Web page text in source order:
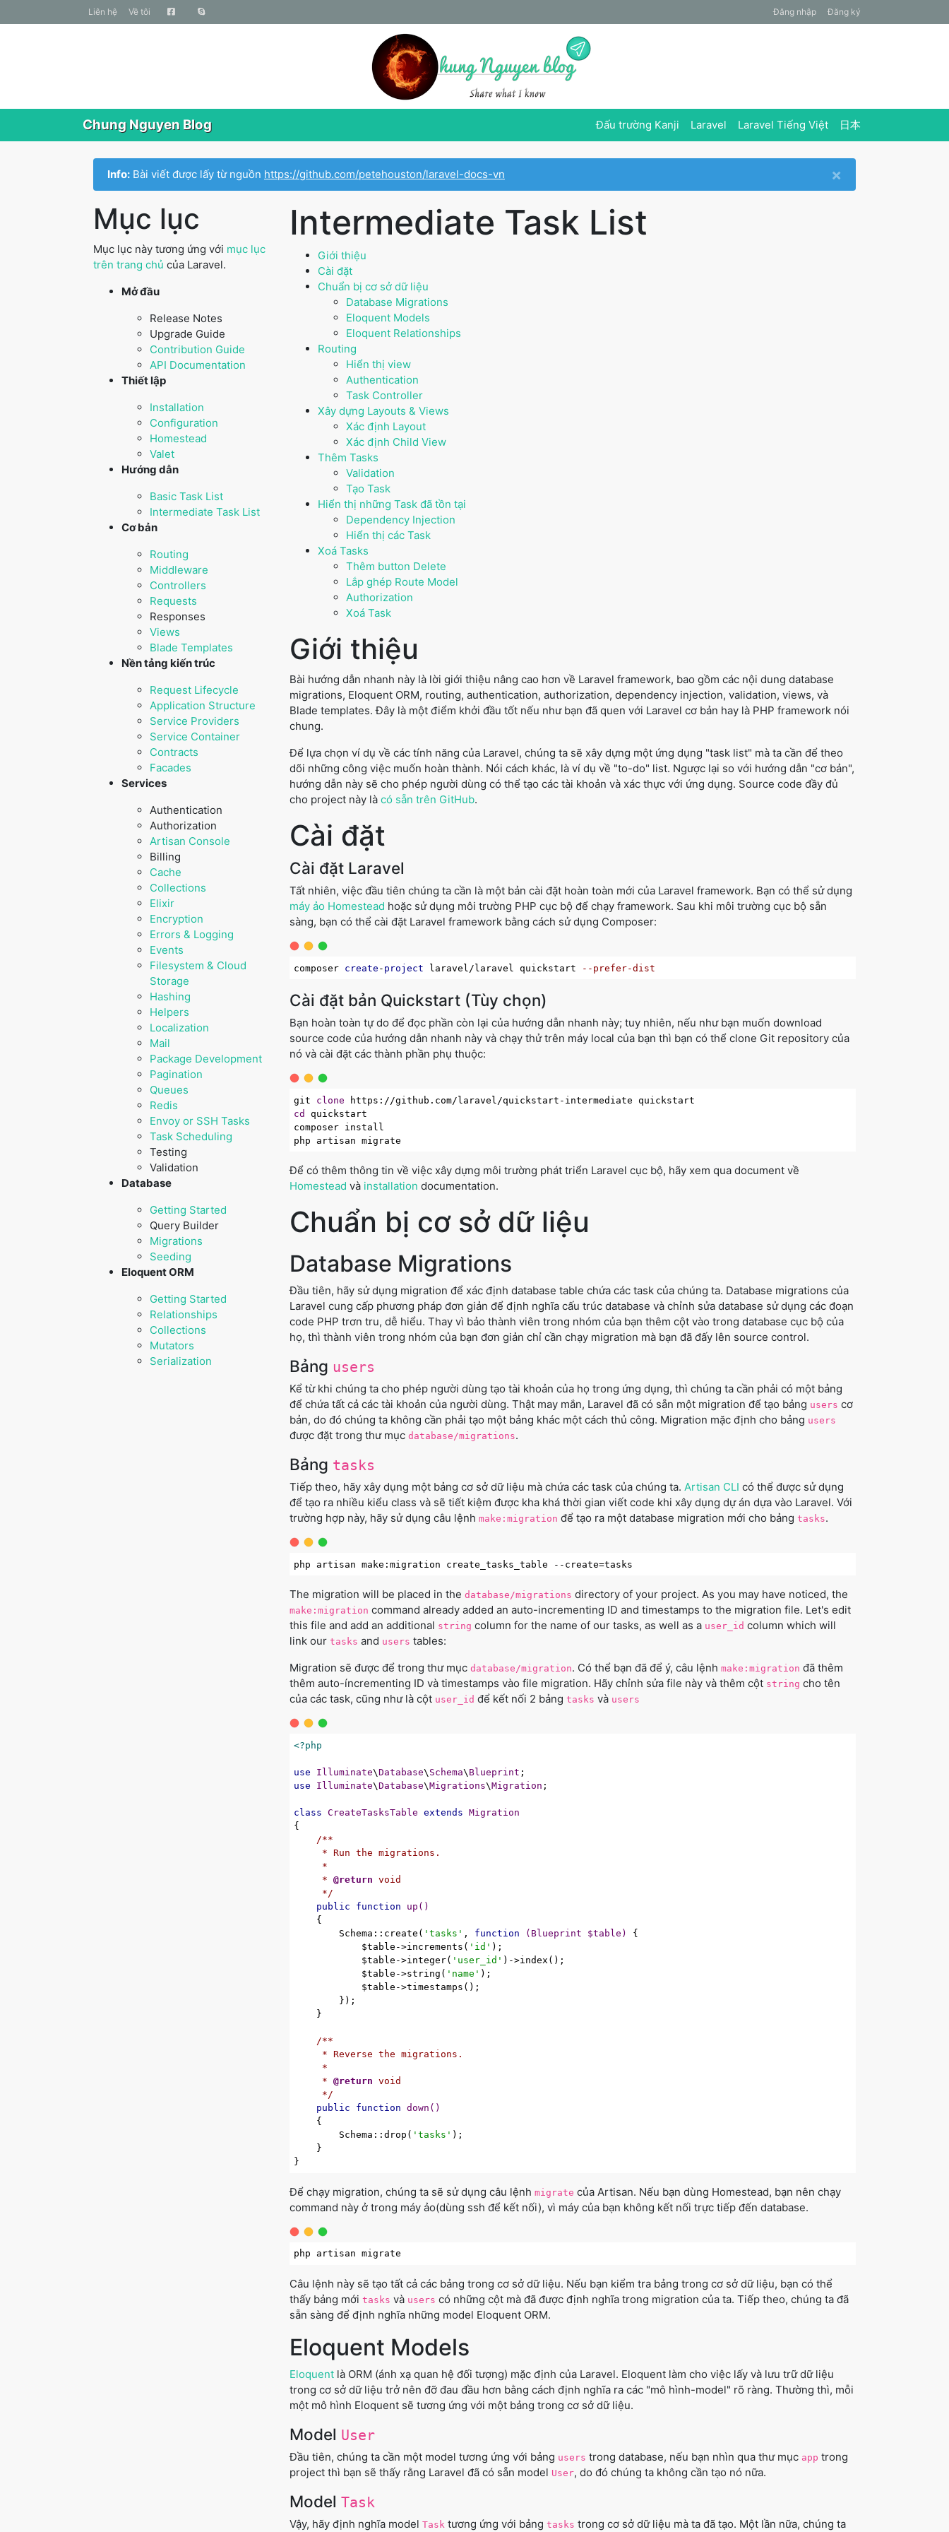
liên hệ Về tôi Đăng nhập Đăng ký
Chung Nguyen Blog Đấu trường Kanji Laravel Laravel Tiếng Việt 日本
×
Info: Bài viết được lấy từ nguồn https://github.com/petehouston/laravel-docs-vn
Mục lục
Mục lục này tương ứng với mục lục
trên trang chủ của Laravel.
Mở đầu
Release Notes
Upgrade Guide
Contribution Guide
API Documentation
Thiết lập
Installation
Configuration
Homestead
Valet
Hướng dẫn
Basic Task List
Intermediate Task List
Cơ bản
Routing
Middleware
Controllers
Requests
Responses
Views
Blade Templates
Nền tảng kiến trúc
Request Lifecycle
Application Structure
Service Providers
Service Container
Contracts
Facades
Services
Authentication
Authorization
Artisan Console
Billing
Cache
Collections
Elixir
Encryption
Errors & Logging
Events
Filesystem & Cloud
Storage
Hashing
Helpers
Localization
Mail
Package Development
Pagination
Queues
Redis
Envoy or SSH Tasks
Task Scheduling
Testing
Validation
Database
Getting Started
Query Builder
Migrations
Seeding
Eloquent ORM
Getting Started
Relationships
Collections
Mutators
Serialization
Intermediate Task List
Giới thiệu
Cài đặt
Chuẩn bị cơ sở dữ liệu
Database Migrations
Eloquent Models
Eloquent Relationships
Routing
Hiển thị view
Authentication
Task Controller
Xây dựng Layouts & Views
Xác định Layout
Xác định Child View
Thêm Tasks
Validation
Tạo Task
Hiển thị những Task đã tồn tại
Dependency Injection
Hiển thị các Task
Xoá Tasks
Thêm button Delete
Lắp ghép Route Model
Authorization
Xoá Task
Giới thiệu
Bài hướng dẫn nhanh này là lời giới thiệu nâng cao hơn về Laravel framework, bao gồm các nội dung database
migrations, Eloquent ORM, routing, authentication, authorization, dependency injection, validation, views, và
Blade templates. Đây là một điểm khởi đầu tốt nếu như bạn đã quen với Laravel cơ bản hay là PHP framework nói
chung.
Để lựa chọn ví dụ về các tính năng của Laravel, chúng ta sẽ xây dựng một ứng dụng "task list" mà ta cần để theo
dõi những công việc muốn hoàn thành. Nói cách khác, là ví dụ về "to-do" list. Ngược lại so với hướng dẫn "cơ bản",
hướng dẫn này sẽ cho phép người dùng có thể tạo các tài khoản và xác thực với ứng dụng. Source code đầy đủ
cho project này là có sẵn trên GitHub.
Cài đặt
Cài đặt Laravel
Tất nhiên, việc đầu tiên chúng ta cần là một bản cài đặt hoàn toàn mới của Laravel framework. Bạn có thể sử dụng
máy ảo Homestead hoặc sử dụng môi trường PHP cục bộ để chạy framework. Sau khi môi trường cục bộ sẵn
sàng, bạn có thể cài đặt Laravel framework bằng cách sử dụng Composer:
composer create - project laravel/laravel quickstart --prefer-dist
Cài đặt bản Quickstart (Tùy chọn)
Bạn hoàn toàn tự do để đọc phần còn lại của hướng dẫn nhanh này; tuy nhiên, nếu như bạn muốn download
source code của hướng dẫn nhanh này và chạy thử trên máy local của bạn thì bạn có thể clone Git repository của
nó và cài đặt các thành phần phụ thuộc:
git clone
cd
quickstart
composer install
Để có thêm thông tin về việc xây dựng môi trường phát triển Laravel cục bộ, hãy xem qua document về
Homestead và installation documentation.
Chuẩn bị cơ sở dữ liệu
Database Migrations
Đầu tiên, hãy sử dụng migration để xác định database table chứa các task của chúng ta. Database migrations của
Laravel cung cấp phương pháp đơn giản để định nghĩa cấu trúc database và chỉnh sửa database sử dụng các đoạn
code PHP trơn tru, dễ hiểu. Thay vì bảo thành viên trong nhóm của bạn thêm cột vào trong database cục bộ của
họ, thì thành viên trong nhóm của bạn đơn giản chỉ cần chạy migration mà bạn đã đấy lên source control.
Bảng users
Kể từ khi chúng ta cho phép người dùng tạo tài khoản của họ trong ứng dụng, thì chúng ta cần phải có một bảng
để chứa tất cả các tài khoản của người dùng. Thật may mắn, Laravel đã có sẵn một migration để tạo bảng users cơ
bản, do đó chúng ta không cần phải tạo một bảng khác một cách thủ công. Migration mặc định cho bảng users
được đặt trong thư mục database/migrations.
Bảng tasks
Tiếp theo, hãy xây dụng một bảng cơ sở dữ liệu mà chứa các task của chúng ta. Artisan CLI có thể được sử dụng
để tạo ra nhiều kiểu class và sẽ tiết kiệm được kha khá thời gian viết code khi xây dụng dự án dựa vào Laravel. Với
trường hợp này, hãy sử dụng câu lệnh make:migration để tạo ra một database migration mới cho bảng tasks.
php
The migration will be placed in the database/migrations directory of your project. As you may have noticed, the
make:migration command already added an auto-incrementing ID and timestamps to the migration file. Let's edit
this file and add an additional string column for the name of our tasks, as well as a user_id column which will
link our tasks and users tables:
Migration sẽ được để trong thư mục database/migration. Có thể bạn đã để ý, câu lệnh make:migration đã thêm
thêm auto-íncrementing ID và timestamps vào file migration. Hãy chỉnh sửa file này và thêm cột string cho tên
của các task, cũng như là cột user_id để kết nối 2 bảng tasks và users
<?php
use Illuminate\Database\ Schema\ Blueprint
use
Illuminate\Database\Migrations\Migration ;
class CreateTasksTable extends
Migration
{
/**
     * Run the migrations.
     *
     *
@return void
     */
public
function up ()
{
        Schema::create(
'tasks' , function (Blueprint $table)
{
            $table->increments(
'id' );
            $table->integer(
'user_id' )->index();
            $table->string(
'name' );
            $table->timestamps();
        });
    }
/**
     * Reverse the migrations.
     *
     *
@return void
     */
public
function down ()
{
        Schema::drop(
'tasks' );
    }
Để chạy migration, chúng ta sẽ sử dụng câu lệnh migrate của Artisan. Nếu bạn dùng Homestead, bạn nên chạy
command này ở trong máy ảo(dùng ssh để kết nối), vì máy của bạn không kết nối trực tiếp đến database.
php
Câu lệnh này sẽ tạo tất cả các bảng trong cơ sở dữ liệu. Nếu bạn kiểm tra bảng trong cơ sở dữ liệu, bạn có thể
thấy bảng mới tasks và users có những cột mà đã được định nghĩa trong migration của ta. Tiếp theo, chúng ta đã
sẵn sàng để định nghĩa những model Eloquent ORM.
Eloquent Models
Eloquentlà ORM (ánh xạ quan hệ đối tượng) mặc định của Laravel. Eloquent làm cho việc lấy và lưu trữ dữ liệu
trong cơ sở dữ liệu trở nên đỡ đau đầu hơn bằng cách định nghĩa ra các "mô hình-model" rõ ràng. Thường thì, mỗi
một mô hình Eloquent sẽ tương ứng với một bảng trong cơ sở dữ liệu.
Model User
Đầu tiên, chúng ta cần một model tương ứng với bảng users trong database, nếu bạn nhìn qua thư mục app trong
project thì bạn sẽ thấy rằng Laravel đã có sẵn model User, do đó chúng ta không cần tạo nó nữa.
Model Task
Vậy, hãy định nghĩa model Task tương ứng với bảng tasks trong cơ sở dữ liệu mà ta đã tạo. Một lần nữa, chúng ta